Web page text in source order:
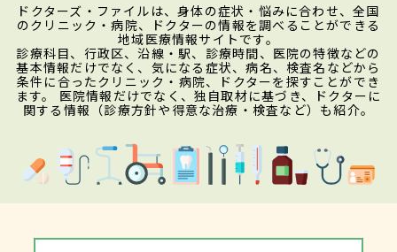
ドクターズ・ファイルは、身体の症状・悩みに合わせ、全国
のクリニック・病院、ドクターの情報を調べることができる
地域医療情報サイトです。
診療科目、行政区、沿線・駅、診療時間、医院の特徴などの
基本情報だけでなく、気になる症状、病名、検査名などから
条件に合ったクリニック・病院、ドクターを探すことができ
ます。 医院情報だけでなく、独自取材に基づき、ドクターに
関する情報（診療方針や得意な治療・検査など）も紹介。